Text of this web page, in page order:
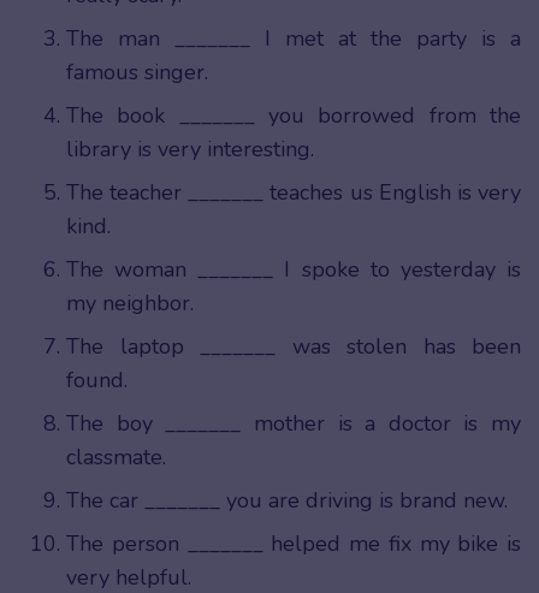
The man _______ I met at the party is a
famous singer.
The book _______ you borrowed from the
library is very interesting.
The teacher _______ teaches us English is very
kind.
The woman _______ I spoke to yesterday is
my neighbor.
The laptop _______ was stolen has been
found.
The boy _______ mother is a doctor is my
classmate.
The car _______ you are driving is brand new.
The person _______ helped me fix my bike is
very helpful.